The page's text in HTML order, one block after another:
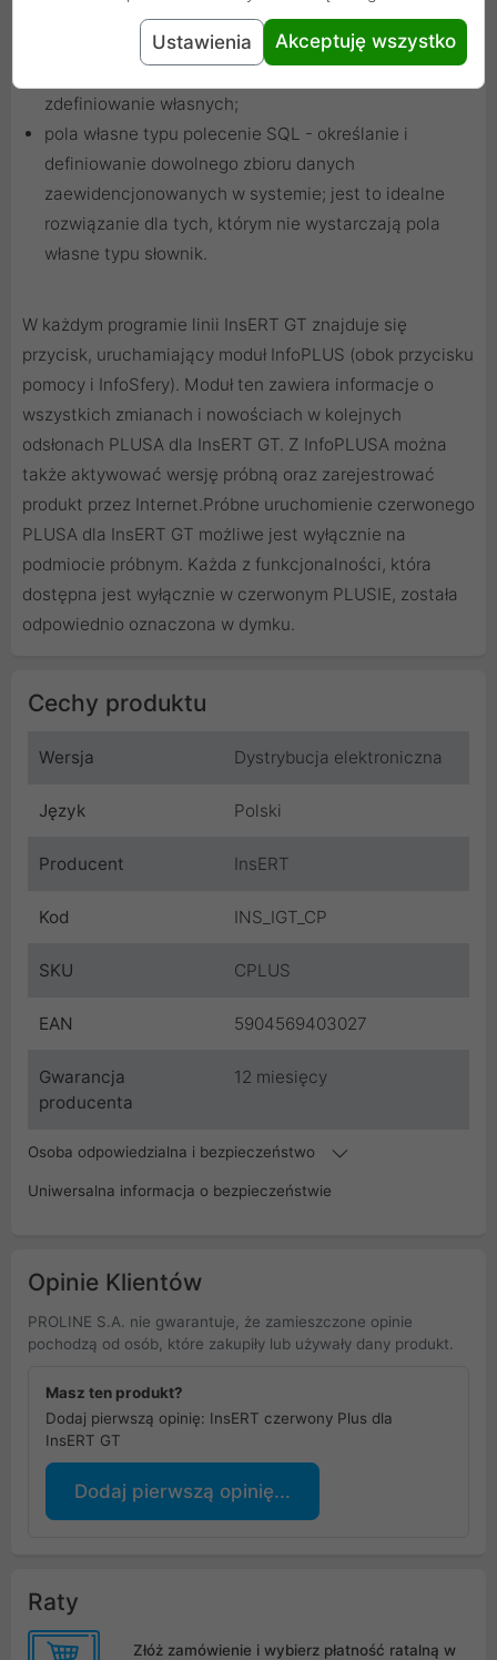
wartości przez podłączenie słownika; do wyboru są
dwie możliwości: podłączenie słowników
zdefiniowanie własnych;
pola własne typu polecenie SQL - określanie i
definiowanie dowolnego zbioru danych
zaewidencjonowanych w systemie; jest to idealne
rozwiązanie dla tych, którym nie wystarczają pola
własne typu słownik.
W każdym programie linii InsERT GT znajduje się
przycisk, uruchamiający moduł InfoPLUS (obok przycisku
pomocy i InfoSfery). Moduł ten zawiera informacje o
wszystkich zmianach i nowościach w kolejnych
odsłonach PLUSA dla InsERT GT. Z InfoPLUSA można
także aktywować wersję próbną oraz zarejestrować
produkt przez Internet.Próbne uruchomienie czerwonego
PLUSA dla InsERT GT możliwe jest wyłącznie na
podmiocie próbnym. Każda z funkcjonalności, która
dostępna jest wyłącznie w czerwonym PLUSIE, została
odpowiednio oznaczona w dymku.
Cechy produktu
Wersja Dystrybucja elektroniczna
Język Polski
Producent InsERT
Kod INS_IGT_CP
SKU CPLUS
EAN 5904569403027
Gwarancja
producenta
12 miesięcy
Osoba odpowiedzialna i bezpieczeństwo
Uniwersalna informacja o bezpieczeństwie
Opinie Klientów
PROLINE S.A. nie gwarantuje, że zamieszczone opinie
pochodzą od osób, które zakupiły lub używały dany produkt.
Masz ten produkt?
Dodaj pierwszą opinię: InsERT czerwony Plus dla
InsERT GT
Dodaj pierwszą opinię...
Raty
Złóż zamówienie i wybierz płatność ratalną w
Ustawienia Akceptuję wszystko